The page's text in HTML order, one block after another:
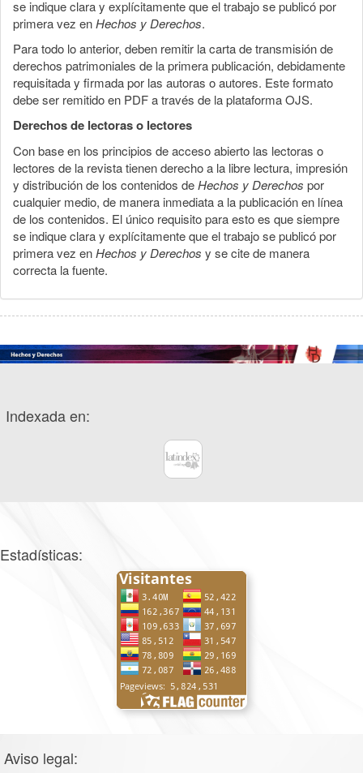
se indique clara y explícitamente que el trabajo se publicó por
primera vez enHechos y Derechos.
Para todo lo anterior, deben remitir la carta de transmisión de
derechos patrimoniales de la primera publicación, debidamente
requisitada y firmada por las autoras o autores. Este formato
debe ser remitido en PDF a través de la plataforma OJS.
Derechos de lectoras o lectores
Con base en los principios de acceso abierto las lectoras o
lectores de la revista tienen derecho a la libre lectura, impresión
y distribución de los contenidos deHechos y Derechos por
cualquier medio, de manera inmediata a la publicación en línea
de los contenidos. El único requisito para esto es que siempre
se indique clara y explícitamente que el trabajo se publicó por
primera vez enHechos y Derechos y se cite de manera
correcta la fuente.
Indexada en:
Estadísticas:
Aviso legal: